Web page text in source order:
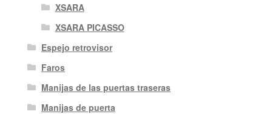
XSARA
XSARA PICASSO
Espejo retrovisor
Faros
Manijas de las puertas traseras
Manijas de puerta